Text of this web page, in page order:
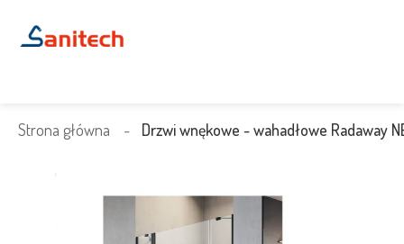
Strona główna Drzwi wnękowe - wahadłowe Radaway